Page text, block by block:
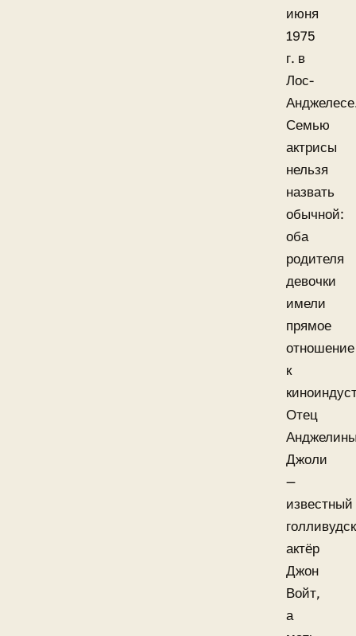
июня
1975
г. в
Лос-
Семью
актрисы
нельзя
назвать
обычной:
оба
родителя
девочки
имели
прямое
отношение
к
Отец
Джоли
—
известный
актёр
Джон
Войт,
а